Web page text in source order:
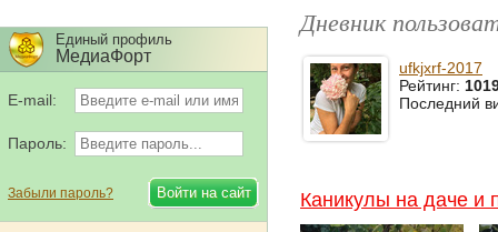
Дневник
ufkjxrf-2017
Рейтинг:
Последний
Каникулы на даче и
Единый профиль
МедиаФорт
E-mail:
Пароль:
Забыли пароль?